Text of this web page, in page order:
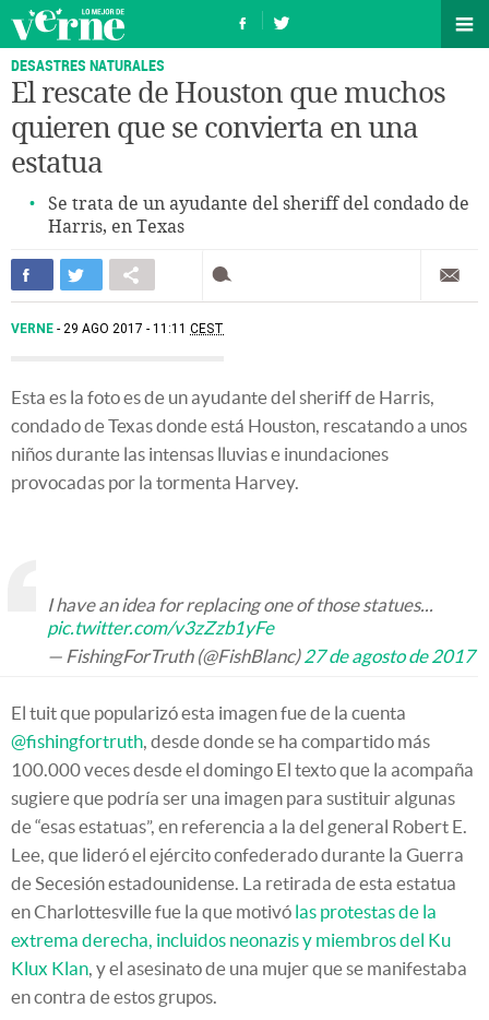
DESASTRES NATURALES
El rescate de Houston que muchos
quieren que se convierta en una
estatua
Se trata de un ayudante del sheriff del condado de
Harris, en Texas
VERNE 29 AGO 2017 - 11:11 CEST
Esta es la foto es de un ayudante del sheriff de Harris,
condado de Texas donde está Houston, rescatando a unos
niños durante las intensas lluvias e inundaciones
provocadas por la tormenta Harvey.
I have an idea for replacing one of those statues...
pic.twitter.com/v3zZzb1yFe
— FishingForTruth (@FishBlanc)27 de agosto de 2017
El tuit que popularizó esta imagen fue de la cuenta
@fishingfortruth, desde donde se ha compartido más
100.000 veces desde el domingo El texto que la acompaña
sugiere que podría ser una imagen para sustituir algunas
de “esas estatuas”, en referencia a la del general Robert E.
Lee, que lideró el ejército confederado durante la Guerra
de Secesión estadounidense. La retirada de esta estatua
en Charlottesville fue la que motivó las protestas de la
extrema derecha, incluidos neonazis y miembros del Ku
Klux Klan, y el asesinato de una mujer que se manifestaba
en contra de estos grupos.